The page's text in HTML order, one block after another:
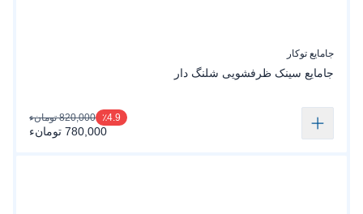
جامایع توکار
جامایع سینک ظرفشویی شلنگ دار
٪4.9 820,000 تومانء
780,000 تومانء